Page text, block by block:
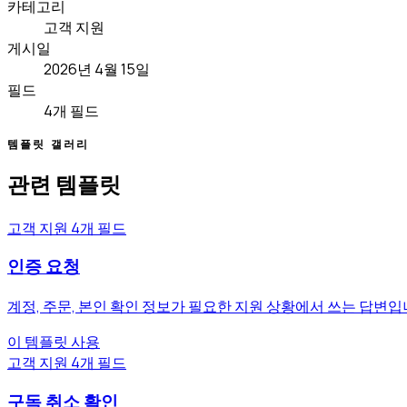
카테고리
고객 지원
게시일
2026년 4월 15일
필드
4개 필드
템플릿 갤러리
관련 템플릿
고객 지원 4개 필드
인증 요청
계정, 주문, 본인 확인 정보가 필요한 지원 상황에서 쓰는 답변입
이 템플릿 사용
고객 지원 4개 필드
구독 취소 확인